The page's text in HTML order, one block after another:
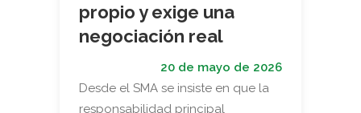
propio y exige una
negociación real
20 de mayo de 2026
Desde el SMA se insiste en que la
responsabilidad principal